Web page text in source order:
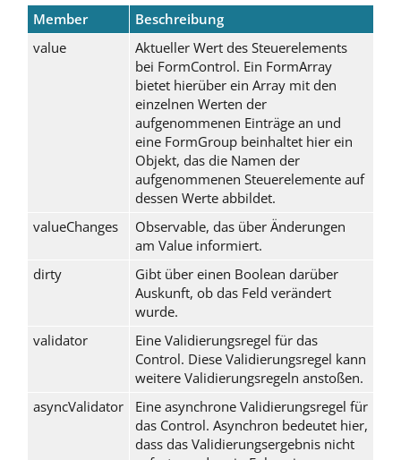
Member
Beschreibung
value
Aktueller Wert des Steuerelements
bei FormControl. Ein FormArray
bietet hierüber ein Array mit den
einzelnen Werten der
aufgenommenen Einträge an und
eine FormGroupbeinhaltet hier ein
Objekt, das die Namen der
aufgenommenen Steuerelemente auf
dessen Werte abbildet.
valueChanges
Observable, das über Änderungen
am Value informiert.
dirty
Gibt über einen Boolean darüber
Auskunft, ob das Feld verändert
wurde.
validator
Eine Validierungsregel für das
Control. Diese Validierungsregel kann
weitere Validierungsregeln anstoßen.
asyncValidator
Eine asynchrone Validierungsregel für
das Control. Asynchron bedeutet hier,
dass das Validierungsergebnis nicht